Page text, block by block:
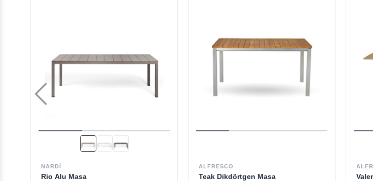
NARDI
Rio Alu Masa
ALFRESCO
Teak Dikdörtgen Masa